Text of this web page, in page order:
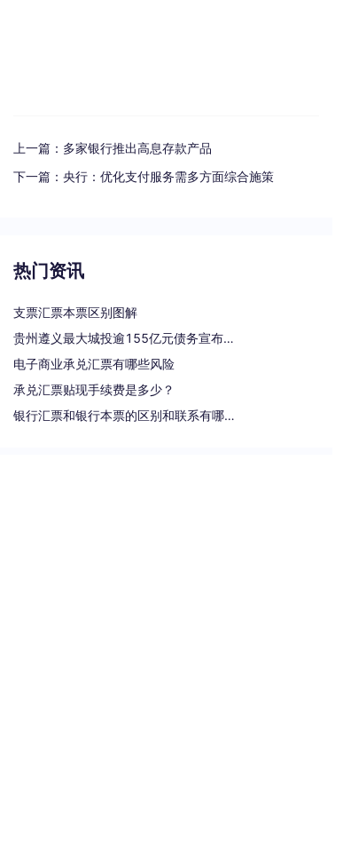
上一篇： 多家银行推出高息存款产品
下一篇： 央行：优化支付服务需多方面综合施策
热门资讯
支票汇票本票区别图解
贵州遵义最大城投逾155亿元债务宣布重组
电子商业承兑汇票有哪些风险
承兑汇票贴现手续费是多少？
银行汇票和银行本票的区别和联系有哪些（一文读懂支票、本票和汇票的区别）